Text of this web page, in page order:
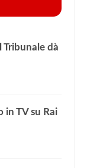
Tribunale dà
in TV su Rai